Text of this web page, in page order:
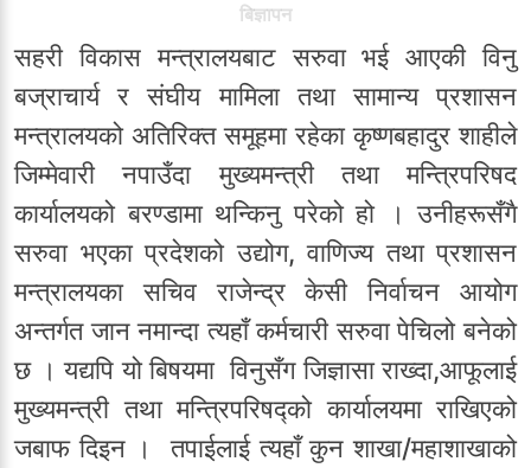
बिज्ञापन
सहरी विकास मन्त्रालयबाट सरुवा भई आएकी विनु
बज्राचार्य र संघीय मामिला तथा सामान्य प्रशासन
मन्त्रालयको अतिरिक्त समूहमा रहेका कृष्णबहादुर शाहीले
जिम्मेवारी नपाउँदा मुख्यमन्त्री तथा मन्त्रिपरिषद
कार्यालयको बरण्डामा थन्किनु परेको हो । उनीहरूसँगै
सरुवा भएका प्रदेशको उद्योग, वाणिज्य तथा प्रशासन
मन्त्रालयका सचिव राजेन्द्र केसी निर्वाचन आयोग
अन्तर्गत जान नमान्दा त्यहाँ कर्मचारी सरुवा पेचिलो बनेको
छ । यद्यपि यो बिषयमा विनुसँग जिज्ञासा राख्दा,आफूलाई
मुख्यमन्त्री तथा मन्त्रिपरिषद्को कार्यालयमा राखिएको
जबाफ दिइन । तपाईलाई त्यहाँ कुन शाखा/महाशाखाको